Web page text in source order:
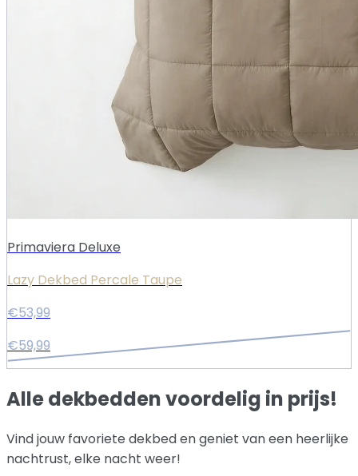
Primaviera Deluxe
Lazy Dekbed Percale Taupe
€53,99
€59,99
Alle dekbedden voordelig in prijs!
Vind jouw favoriete dekbed en geniet van een heerlijke
nachtrust, elke nacht weer!